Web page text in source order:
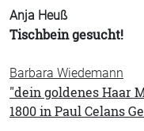
Anja Heuß
Tischbein gesucht!
Barbara Wiedemann
"dein goldenes Haar
1800 in Paul Celans